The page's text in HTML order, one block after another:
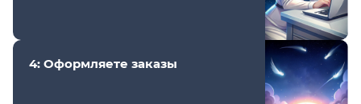
4: Оформляете заказы